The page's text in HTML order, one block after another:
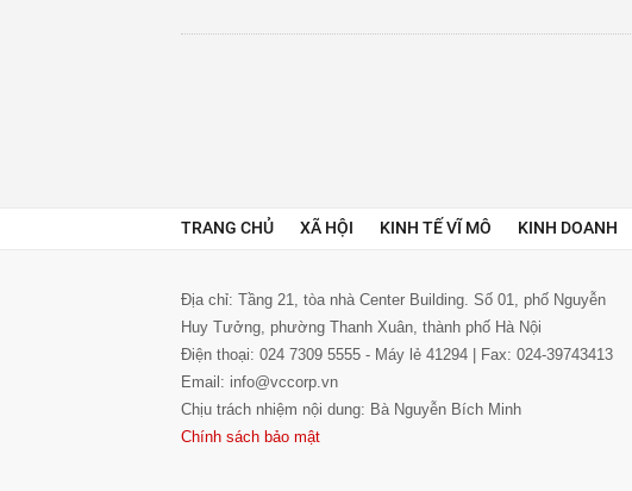
TRANG CHỦ XÃ HỘI KINH TẾ VĨ MÔ KINH DOANH
Địa chỉ: Tầng 21, tòa nhà Center Building. Số 01, phố Nguyễn
Huy Tưởng, phường Thanh Xuân, thành phố Hà Nội
Điện thoại: 024 7309 5555 - Máy lẻ 41294 | Fax: 024-39743413
Email: info@vccorp.vn
Chịu trách nhiệm nội dung: Bà Nguyễn Bích Minh
Chính sách bảo mật